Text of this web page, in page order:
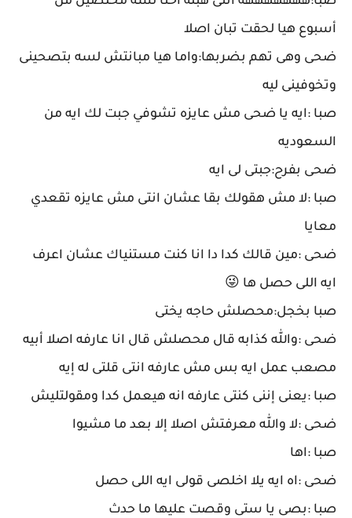
أسبوع هيا لحقت تبان اصلا
ضحى وهى تهم بضربها:واما هيا مبانتش لسه بتصحينى
وتخوفينى ليه
صبا :ايه يا ضحى مش عايزه تشوفي جبت لك ايه من
السعوديه
ضحى بفرح:جبتى لى ايه
صبا :لا مش هقولك بقا عشان انتى مش عايزه تقعدي
معايا
ضحى :مين قالك كدا دا انا كنت مستنياك عشان اعرف
ايه اللى حصل ها 😜
صبا بخجل:محصلش حاجه يختى
ضحى :والله كذابه قال محصلش قال انا عارفه اصلا أبيه
مصعب عمل ايه بس مش عارفه انتى قلتى له إيه
صبا :يعنى إننى كنتى عارفه انه هيعمل كدا ومقولتليش
ضحى :لا والله معرفتش اصلا إلا بعد ما مشيوا
صبا :اها
ضحى :اه ايه يلا اخلصى قولى ايه اللى حصل
صبا :بصى يا ستى وقصت عليها ما حدث